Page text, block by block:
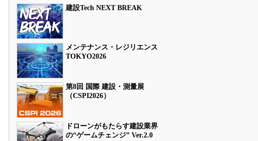
建設Tech NEXT BREAK
メンテナンス・レジリエンス
TOKYO2026
第8回 国際 建設・測量展
（CSPI2026）
ドローンがもたらす建設業界
の“ゲームチェンジ” Ver.2.0